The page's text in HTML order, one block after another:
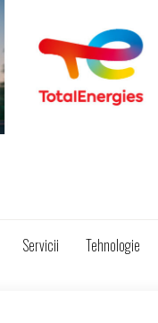
Servicii Tehnologie